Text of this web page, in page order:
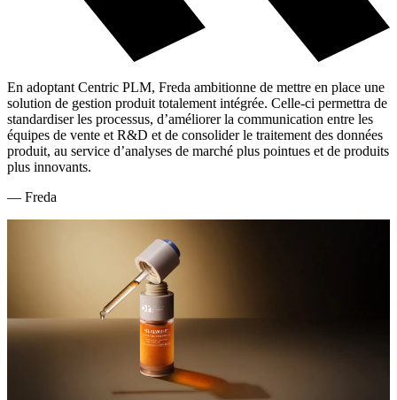
En adoptant Centric PLM, Freda ambitionne de mettre en place une
solution de gestion produit totalement intégrée. Celle-ci permettra de
standardiser les processus, d’améliorer la communication entre les
équipes de vente et R&D et de consolider le traitement des données
produit, au service d’analyses de marché plus pointues et de produits
plus innovants.
— Freda